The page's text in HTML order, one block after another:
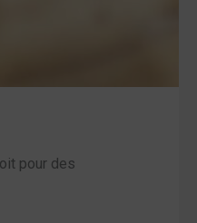
pour des